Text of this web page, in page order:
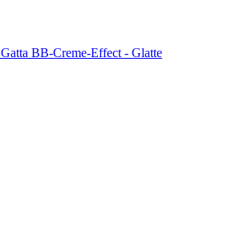
Gatta BB-Creme-Effect - Glatte